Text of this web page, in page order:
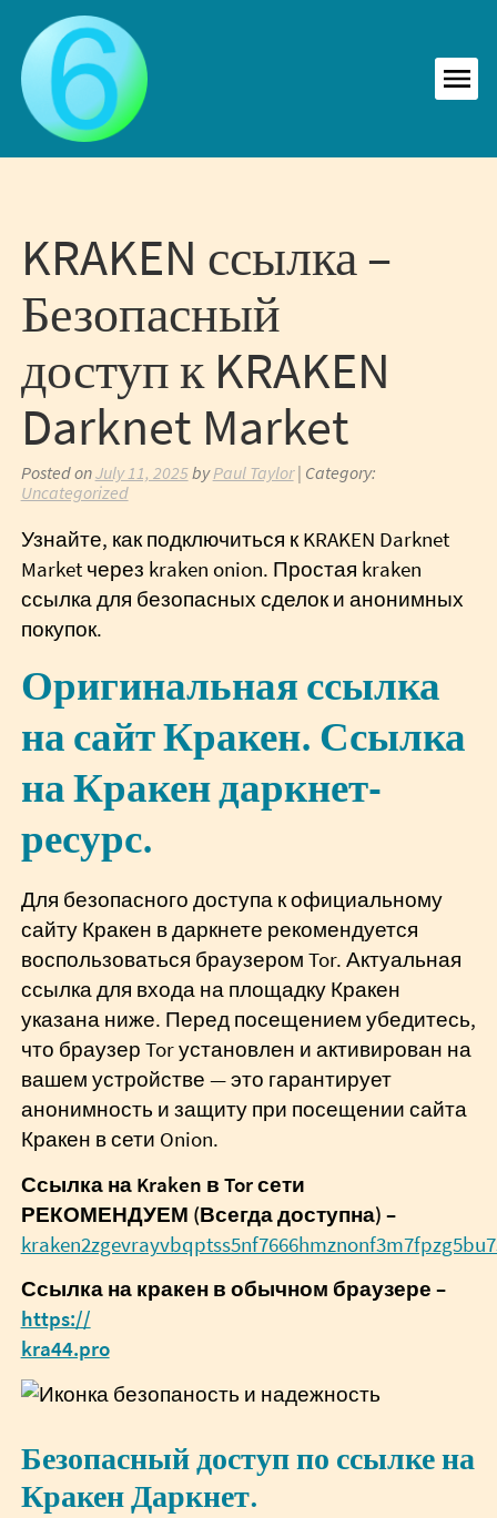
content
KRAKEN ссылка –
Безопасный
доступ к KRAKEN
Darknet Market
Posted onJuly 11, 2025byPaul Taylor| Category:
Uncategorized
Узнайте, как подключиться к KRAKEN Darknet
Market через kraken onion. Простая kraken
ссылка для безопасных сделок и анонимных
покупок.
Оригинальная ссылка
на сайт Кракен. Ссылка
на Кракен даркнет-
ресурс.
Для безопасного доступа к официальному
сайту Кракен в даркнете рекомендуется
воспользоваться браузером Tor. Актуальная
ссылка для входа на площадку Кракен
указана ниже. Перед посещением убедитесь,
что браузер Tor установлен и активирован на
вашем устройстве — это гарантирует
анонимность и защиту при посещении сайта
Кракен в сети Onion.
Ссылка на Kraken в Tor сети
РЕКОМЕНДУЕМ (Всегда доступна) –
Ссылка на кракен в обычном браузере –
https://
kra44.pro
Безопасный доступ по ссылке на
Кракен Даркнет.